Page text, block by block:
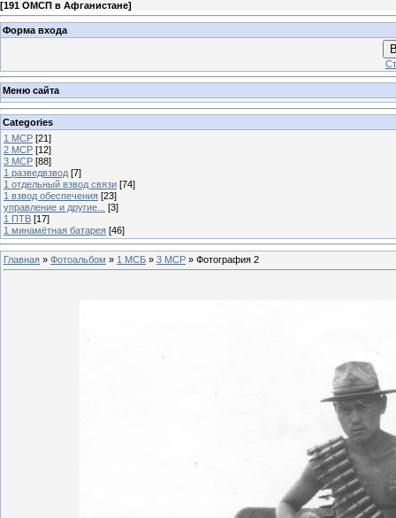
[191 ОМСП в Афганистане]
Форма входа
Меню сайта
Categories
1 МСР [21]
2 МСР [12]
3 МСР [88]
1 разведвзвод [7]
1 отдельный взвод связи [74]
1 взвод обеспечения [23]
управление и другие...
[3]
1 ПТВ [17]
1 минамётная батарея [46]
Главная » Фотоальбом » 1 МСБ » 3 МСР » Фотография 2